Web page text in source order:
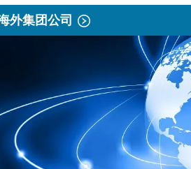
外集团公司